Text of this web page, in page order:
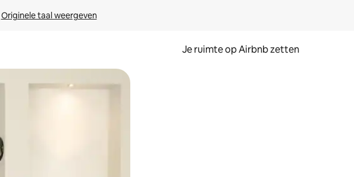
Originele taal weergeven
Je ruimte op Airbnb zetten